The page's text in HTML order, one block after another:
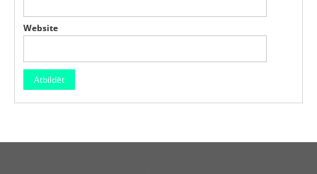
Website